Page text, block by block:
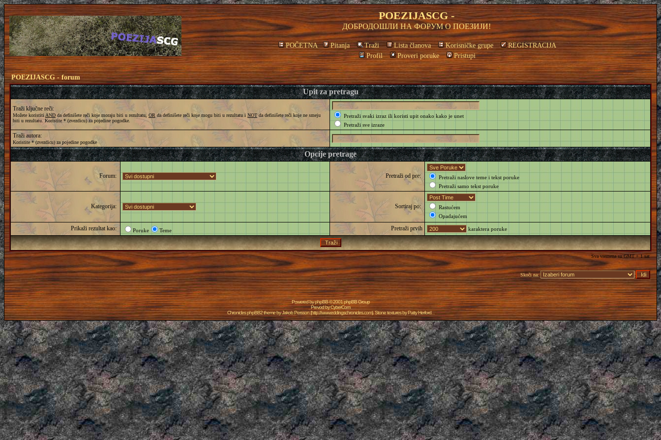
POEZIJASCG -
ДОБРОДОШЛИ НА ФОРУМ О ПОЕЗИЈИ!
POČETNA Pitanja Traži Lista članova Korisničke grupe
REGISTRACIJA
Profil
Proveri poruke Pristupi
POEZIJASCG - forum
Upit za pretragu
Traži ključne reči:
Možete koristiti AND da definišete reči koje moraju biti u rezultatu, OR da definišete reči koje mogu biti u rezultatu i NOTda definišete reči koje ne smeju
biti u rezultatu. Koristite * (zvezdicu) za pojedine pogodke.
Pretraži svaki izraz ili koristi upit onako kako je unet
Pretraži sve izraze
Traži autora:
Koristite * (zvezdicu) za pojedine pogodke
Opcije pretrage
Forum: Pretraži od pre:
Pretraži naslove teme i tekst poruke
Pretraži samo tekst poruke
Kategorija: Sortiraj po:
Rastućem
Opadajućem
Prikaži rezultat kao: Poruke Teme Pretraži prvih karaktera poruke
Sva vremena su GMT + 1 sat
Skoči na:
Powered byphpBB© 2001 phpBB Group
Prevod byCyberCom
Chronicles phpBB2 theme byJakob Persson(http://www.eddingschronicles.com). Stone textures byPatty Herford. .